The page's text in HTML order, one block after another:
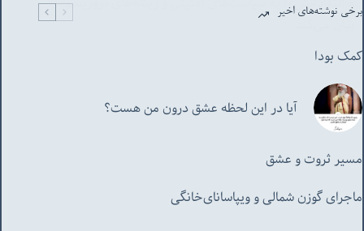
برخی نوشته‌های اخیر
کمک بودا
آیا در این لحظه عشق درون من هست؟
مسیر ثروت و عشق
ماجرای گوزن شمالی و‌ ویپاسانای‌خانگی